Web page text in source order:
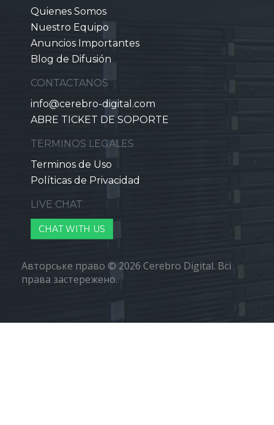
Quienes Somos
Nuestro Equipo
Anuncios Importantes
Blog de Difusión
CONTACTANOS
info@cerebro-digital.com
ABRE TICKET DE SOPORTE
TERMINOS LEGALES
Terminos de Uso
Políticas de Privacidad
LIVE CHAT
CHAT WITH US
Авторське право © 2026 Cerebro Digital. Всі
права застережено.